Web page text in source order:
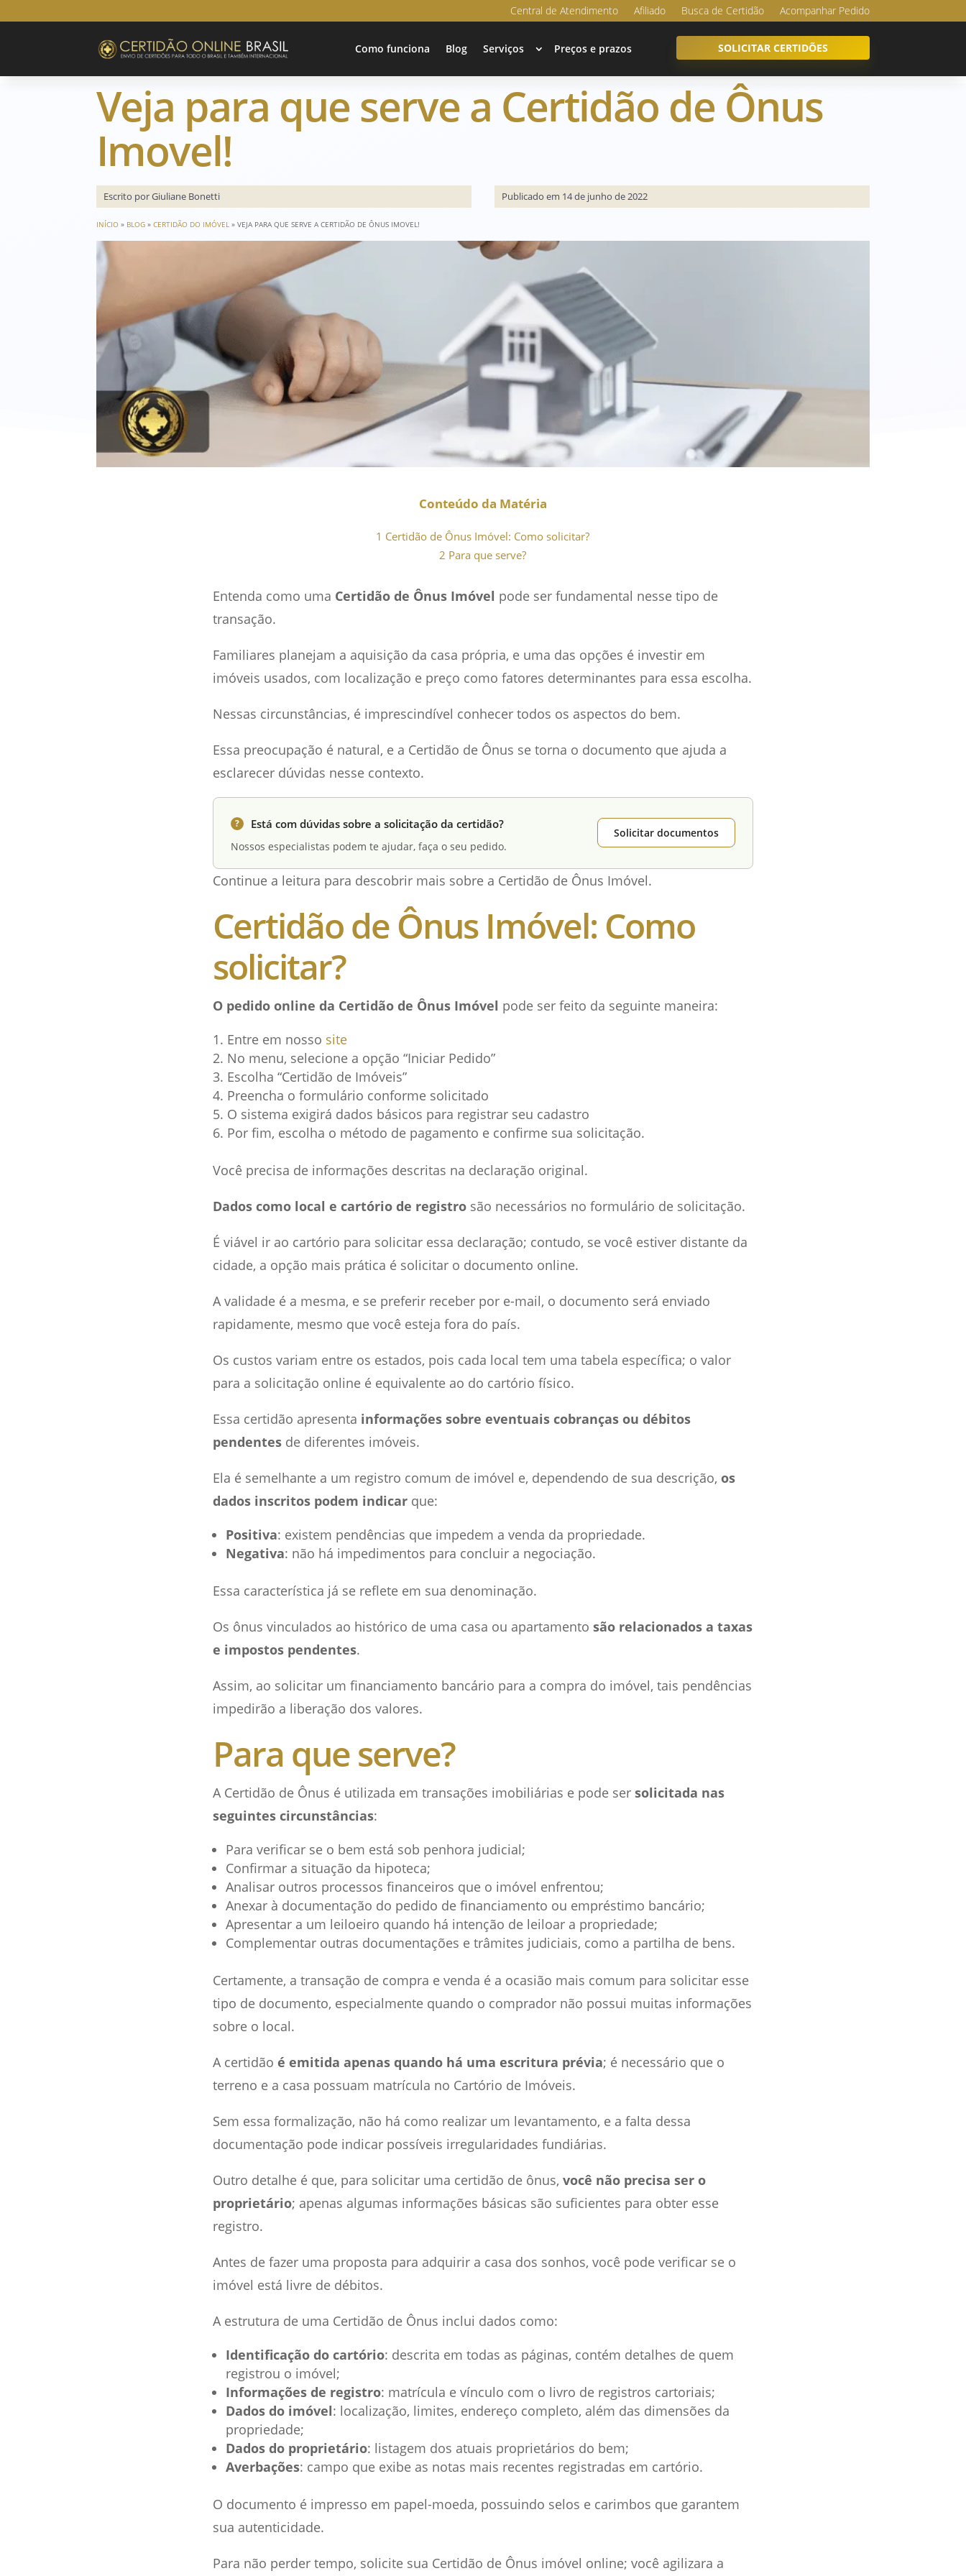
Central de Atendimento Afiliado Busca de Certidão Acompanhar Pedido
Como funciona Blog Serviços Preços e prazos SOLICITAR CERTIDÕES
Veja para que serve a Certidão de Ônus
Imovel!
Escrito por Giuliane Bonetti Publicado em 14 de junho de 2022
INÍCIO » BLOG »CERTIDÃO DO IMÓVEL »VEJA PARA QUE SERVE A CERTIDÃO DE ÔNUS IMOVEL!
Conteúdo da Matéria
1 Certidão de Ônus Imóvel: Como solicitar?
2 Para que serve?
Entenda como uma Certidão de Ônus Imóvel pode ser fundamental nesse tipo de
transação.
Familiares planejam a aquisição da casa própria, e uma das opções é investir em
imóveis usados, com localização e preço como fatores determinantes para essa escolha.
Nessas circunstâncias, é imprescindível conhecer todos os aspectos do bem.
Essa preocupação é natural, e a Certidão de Ônus se torna o documento que ajuda a
esclarecer dúvidas nesse contexto.
? Está com dúvidas sobre a solicitação da certidão?
Nossos especialistas podem te ajudar, faça o seu pedido.
Solicitar documentos
Continue a leitura para descobrir mais sobre a Certidão de Ônus Imóvel.
Certidão de Ônus Imóvel: Como
solicitar?
O pedido online da Certidão de Ônus Imóvel pode ser feito da seguinte maneira:
Entre em nosso site
No menu, selecione a opção “Iniciar Pedido”
Escolha “Certidão de Imóveis”
Preencha o formulário conforme solicitado
O sistema exigirá dados básicos para registrar seu cadastro
Por fim, escolha o método de pagamento e confirme sua solicitação.
Você precisa de informações descritas na declaração original.
Dados como local e cartório de registrosão necessários no formulário de solicitação.
É viável ir ao cartório para solicitar essa declaração; contudo, se você estiver distante da
cidade, a opção mais prática é solicitar o documento online.
A validade é a mesma, e se preferir receber por e-mail, o documento será enviado
rapidamente, mesmo que você esteja fora do país.
Os custos variam entre os estados, pois cada local tem uma tabela específica; o valor
para a solicitação online é equivalente ao do cartório físico.
Essa certidão apresenta informações sobre eventuais cobranças ou débitos
pendentesde diferentes imóveis.
Ela é semelhante a um registro comum de imóvel e, dependendo de sua descrição, os
dados inscritos podem indicarque:
Positiva: existem pendências que impedem a venda da propriedade.
Negativa: não há impedimentos para concluir a negociação.
Essa característica já se reflete em sua denominação.
Os ônus vinculados ao histórico de uma casa ou apartamento são relacionados a taxas
e impostos pendentes.
Assim, ao solicitar um financiamento bancário para a compra do imóvel, tais pendências
impedirão a liberação dos valores.
Para que serve?
A Certidão de Ônus é utilizada em transações imobiliárias e pode ser solicitada nas
seguintes circunstâncias:
Para verificar se o bem está sob penhora judicial;
Confirmar a situação da hipoteca;
Analisar outros processos financeiros que o imóvel enfrentou;
Anexar à documentação do pedido de financiamento ou empréstimo bancário;
Apresentar a um leiloeiro quando há intenção de leiloar a propriedade;
Complementar outras documentações e trâmites judiciais, como a partilha de bens.
Certamente, a transação de compra e venda é a ocasião mais comum para solicitar esse
tipo de documento, especialmente quando o comprador não possui muitas informações
sobre o local.
A certidão é emitida apenas quando há uma escritura prévia; é necessário que o
terreno e a casa possuam matrícula no Cartório de Imóveis.
Sem essa formalização, não há como realizar um levantamento, e a falta dessa
documentação pode indicar possíveis irregularidades fundiárias.
Outro detalhe é que, para solicitar uma certidão de ônus, você não precisa ser o
proprietário; apenas algumas informações básicas são suficientes para obter esse
registro.
Antes de fazer uma proposta para adquirir a casa dos sonhos, você pode verificar se o
imóvel está livre de débitos.
A estrutura de uma Certidão de Ônus inclui dados como:
Identificação do cartório: descrita em todas as páginas, contém detalhes de quem
registrou o imóvel;
Informações de registro: matrícula e vínculo com o livro de registros cartoriais;
Dados do imóvel: localização, limites, endereço completo, além das dimensões da
propriedade;
Dados do proprietário: listagem dos atuais proprietários do bem;
Averbações: campo que exibe as notas mais recentes registradas em cartório.
O documento é impresso em papel-moeda, possuindo selos e carimbos que garantem
sua autenticidade.
Para não perder tempo, solicite sua Certidão de Ônus imóvel online; você agilizara a